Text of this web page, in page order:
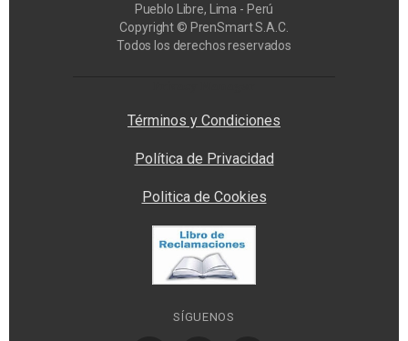
Pueblo Libre, Lima - Perú
Copyright © PrenSmart S.A.C.
Todos los derechos reservados
Términos y Condiciones
Política de Privacidad
Politica de Cookies
SÍGUENOS